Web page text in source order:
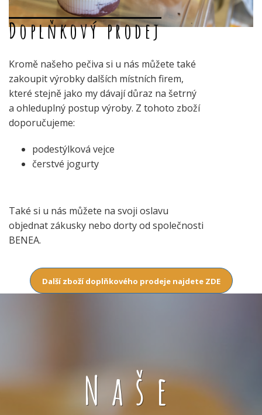
Doplňkový prodej
Kromě našeho pečiva si u nás můžete také
zakoupit výrobky dalších místních firem,
které stejně jako my dávají důraz na šetrný
a ohleduplný postup výroby. Z tohoto zboží
doporučujeme:
podestýlková vejce
čerstvé jogurty
Také si u nás můžete na svoji oslavu
objednat zákusky nebo dorty od společnosti
BENEA.
Další zboží doplňkového prodeje najdete ZDE
Naše